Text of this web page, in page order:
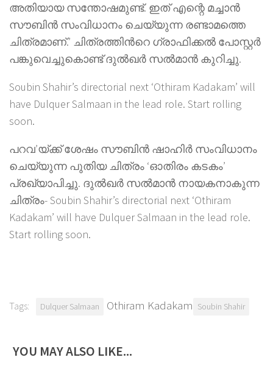
അതിയായ സന്തോഷമുണ്ട്. ഇത് എന്റെ മച്ചാന്‍
സൗബിന്‍ സംവിധാനം ചെയ്യുന്ന രണ്ടാമത്തെ
ചിത്രമാണ്.’ ചിത്രത്തിന്‍റെ ഗ്രാഫിക്കല്‍ പോസ്റ്റര്‍
പങ്കുവെച്ചുകൊണ്ട് ദുല്‍ഖര്‍ സല്‍മാന്‍ കുറിച്ചു.
Soubin Shahir’s directorial next ‘Othiram Kadakam’ will
have Dulquer Salmaan in the lead role. Start rolling
soon.
പറവ’യ്ക്ക് ശേഷം സൗബിന്‍ ഷാഹിര്‍ സംവിധാനം
ചെയ്യുന്ന പുതിയ ചിത്രം ‘ഓതിരം കടകം’
പ്രഖ്യാപിച്ചു. ദുല്‍ഖര്‍ സല്‍മാന്‍ നായകനാകുന്ന
ചിത്രം- Soubin Shahir’s directorial next ‘Othiram
Kadakam’ will have Dulquer Salmaan in the lead role.
Start rolling soon.
Tags: Dulquer Salmaan Othiram Kadakam Soubin Shahir
YOU MAY ALSO LIKE...